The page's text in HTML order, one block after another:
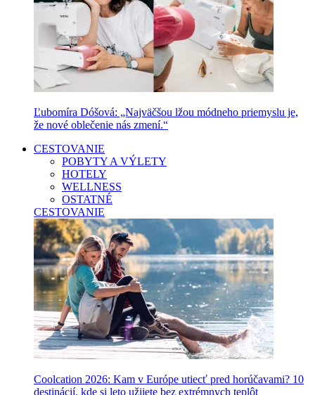
Ľubomíra Dóšová: „Najväčšou lžou módneho priemyslu je,
že nové oblečenie nás zmení.“
CESTOVANIE
POBYTY A VÝLETY
HOTELY
WELLNESS
OSTATNÉ
CESTOVANIE
Coolcation 2026: Kam v Európe utiecť pred horúčavami? 10
destinácií, kde si leto užijete bez extrémnych teplôt